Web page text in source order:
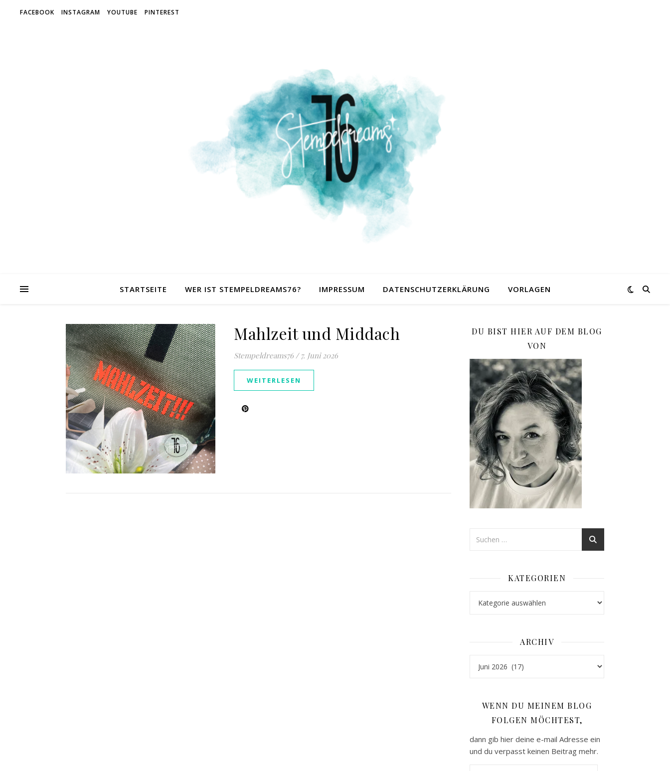
FACEBOOK INSTAGRAM YOUTUBE PINTEREST
STARTSEITE WER IST STEMPELDREAMS76? IMPRESSUM DATENSCHUTZERKLÄRUNG VORLAGEN
Mahlzeit und Middach
Stempeldreams76 / 7. Juni 2026
WEITERLESEN
DU BIST HIER AUF DEM BLOG
VON
KATEGORIEN
ARCHIV
WENN DU MEINEM BLOG
FOLGEN MÖCHTEST,
dann gib hier deine e-mail Adresse ein
und du verpasst keinen Beitrag mehr.